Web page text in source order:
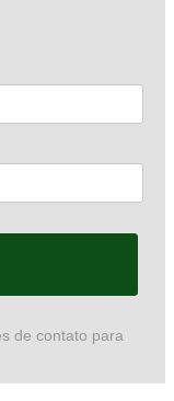
de contato para